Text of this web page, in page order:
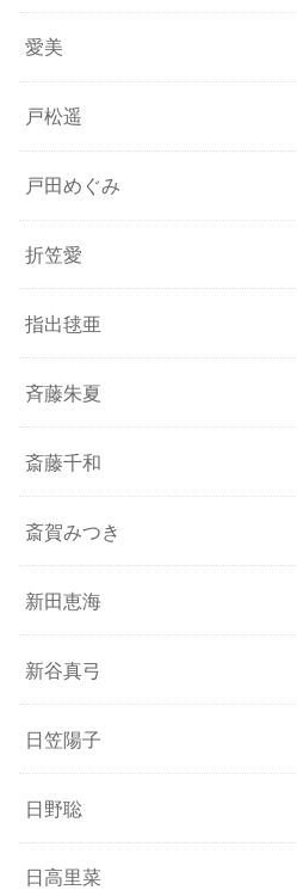
愛美
戸松遥
戸田めぐみ
折笠愛
指出毬亜
斉藤朱夏
斎藤千和
斎賀みつき
新田恵海
新谷真弓
日笠陽子
日野聡
日高里菜